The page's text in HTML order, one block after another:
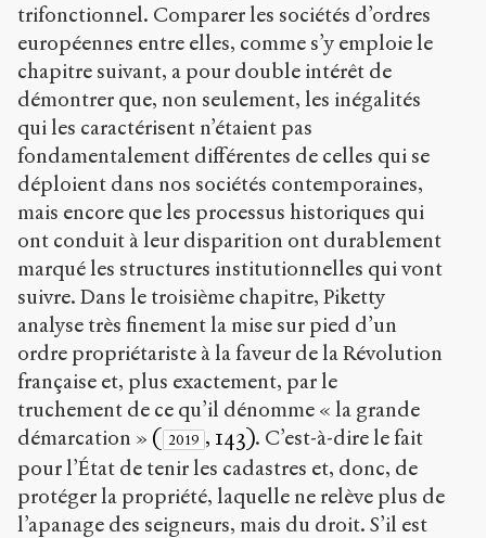
trifonctionnel. Comparer les sociétés d’ordres
européennes entre elles, comme s’y emploie le
chapitre suivant, a pour double intérêt de
démontrer que, non seulement, les inégalités
qui les caractérisent n’étaient pas
fondamentalement différentes de celles qui se
déploient dans nos sociétés contemporaines,
mais encore que les processus historiques qui
ont conduit à leur disparition ont durablement
marqué les structures institutionnelles qui vont
suivre. Dans le troisième chapitre, Piketty
analyse très finement la mise sur pied d’un
ordre propriétariste à la faveur de la Révolution
française et, plus exactement, par le
truchement de ce qu’il dénomme « la grande
démarcation » ( 2019 , 143). C’est-à-dire le fait
pour l’État de tenir les cadastres et, donc, de
protéger la propriété, laquelle ne relève plus de
l’apanage des seigneurs, mais du droit. S’il est